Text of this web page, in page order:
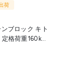
荷
ブロック キト
定格荷重160kg
速シリンダ